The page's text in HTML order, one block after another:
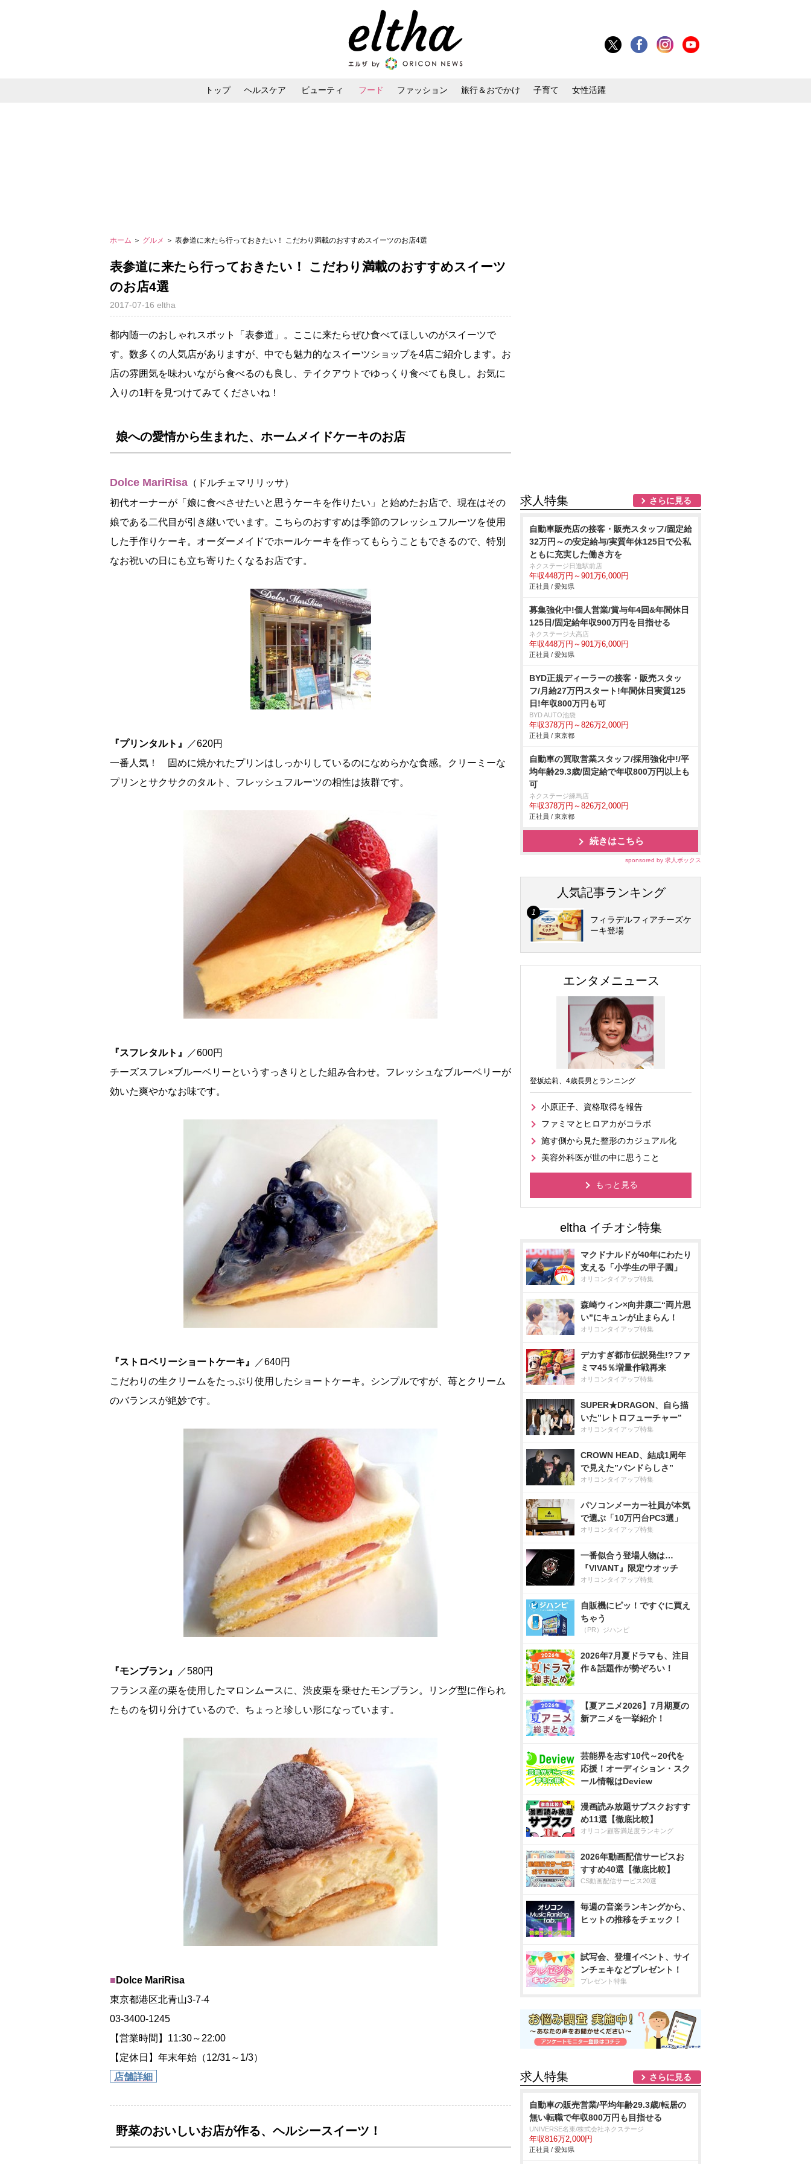
トップ ヘルスケア ビューティ フード ファッション 旅行＆おでかけ 子育て 女性活躍
ホーム ＞ グルメ ＞ 表参道に来たら行っておきたい！ こだわり満載のおすすめスイーツのお店4選
表参道に来たら行っておきたい！ こだわり満載のおすすめスイーツ
のお店4選
2017-07-16 eltha
都内随一のおしゃれスポット「表参道」。ここに来たらぜひ食べてほしいのがスイーツで
す。数多くの人気店がありますが、中でも魅力的なスイーツショップを4店ご紹介します。お
店の雰囲気を味わいながら食べるのも良し、テイクアウトでゆっくり食べても良し。お気に
入りの1軒を見つけてみてくださいね！
娘への愛情から生まれた、ホームメイドケーキのお店
Dolce MariRisa （ドルチェマリリッサ）
初代オーナーが「娘に食べさせたいと思うケーキを作りたい」と始めたお店で、現在はその
娘である二代目が引き継いでいます。こちらのおすすめは季節のフレッシュフルーツを使用
した手作りケーキ。オーダーメイドでホールケーキを作ってもらうこともできるので、特別
なお祝いの日にも立ち寄りたくなるお店です。
『プリンタルト』
／620円
一番人気！ 固めに焼かれたプリンはしっかりしているのになめらかな食感。クリーミーな
プリンとサクサクのタルト、フレッシュフルーツの相性は抜群です。
『スフレタルト』
／600円
チーズスフレ×ブルーベリーというすっきりとした組み合わせ。フレッシュなブルーベリーが
効いた爽やかなお味です。
『ストロベリーショートケーキ』
／640円
こだわりの生クリームをたっぷり使用したショートケーキ。シンプルですが、苺とクリーム
のバランスが絶妙です。
『モンブラン』
／580円
フランス産の栗を使用したマロンムースに、渋皮栗を乗せたモンブラン。リング型に作られ
たものを切り分けているので、ちょっと珍しい形になっています。
■ Dolce MariRisa
東京都港区北青山3-7-4
03-3400-1245
【営業時間】11:30～22:00
【定休日】年末年始（12/31～1/3）
店舗詳細
野菜のおいしいお店が作る、ヘルシースイーツ！
求人特集 さらに見る
自動車販売店の接客・販売スタッフ/固定給
32万円～の安定給与/実質年休125日で公私
ともに充実した働き方を
ネクステージ日進駅前店
年収448万円～901万6,000円
正社員 / 愛知県
募集強化中!個人営業/賞与年4回&年間休日
125日/固定給年収900万円を目指せる
ネクステージ大高店
年収448万円～901万6,000円
正社員 / 愛知県
BYD正規ディーラーの接客・販売スタッ
フ/月給27万円スタート!年間休日実質125
日!年収800万円も可
BYD AUTO池袋
年収378万円～826万2,000円
正社員 / 東京都
自動車の買取営業スタッフ/採用強化中!/平
均年齢29.3歳/固定給で年収800万円以上も
可
ネクステージ練馬店
年収378万円～826万2,000円
正社員 / 東京都
続きはこちら
sponsored by 求人ボックス
人気記事ランキング
フィラデルフィアチーズケ
ーキ登場
エンタメニュース
登坂絵莉、4歳長男とランニング
小原正子、資格取得を報告
ファミマとヒロアカがコラボ
施す側から見た整形のカジュアル化
美容外科医が世の中に思うこと
もっと見る
マクドナルドが40年にわたり
支える「小学生の甲子園」
オリコンタイアップ特集
森崎ウィン×向井康二“両片思
い”にキュンが止まらん！
オリコンタイアップ特集
デカすぎ都市伝説発生!?ファ
ミマ45％増量作戦再来
オリコンタイアップ特集
SUPER★DRAGON、自ら描
いた”レトロフューチャー”
オリコンタイアップ特集
CROWN HEAD、結成1周年
で見えた”バンドらしさ”
オリコンタイアップ特集
パソコンメーカー社員が本気
で選ぶ「10万円台PC3選」
オリコンタイアップ特集
一番似合う登場人物は…
『VIVANT』限定ウオッチ
オリコンタイアップ特集
自販機にピッ！ですぐに買え
ちゃう
（PR）ジハンピ
2026年7月夏ドラマも、注目
作＆話題作が勢ぞろい！
【夏アニメ2026】7月期夏の
新アニメを一挙紹介！
芸能界を志す10代～20代を
応援！オーディション・スク
ール情報はDeview
漫画読み放題サブスクおすす
め11選【徹底比較】
オリコン顧客満足度ランキング
2026年動画配信サービスお
すすめ40選【徹底比較】
CS動画配信サービス20選
毎週の音楽ランキングから、
ヒットの推移をチェック！
試写会、登壇イベント、サイ
ンチェキなどプレゼント！
プレゼント特集
求人特集 さらに見る
自動車の販売営業/平均年齢29.3歳/転居の
無い転職で年収800万円も目指せる
UNIVERSE名東/株式会社ネクステージ
年収816万2,000円
正社員 / 愛知県